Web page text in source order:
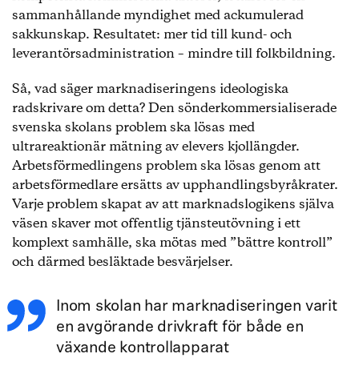
sammanhållande myndighet med ackumulerad
sakkunskap. Resultatet: mer tid till kund- och
leverantörsadministration – mindre till folkbildning.
Så, vad säger marknadiseringens ideologiska
radskrivare om detta? Den sönderkommersialiserade
svenska skolans problem ska lösas med
ultrareaktionär mätning av elevers kjollängder.
Arbetsförmedlingens problem ska lösas genom att
arbetsförmedlare ersätts av upphandlingsbyråkrater.
Varje problem skapat av att marknadslogikens själva
väsen skaver mot offentlig tjänsteutövning i ett
komplext samhälle, ska mötas med ”bättre kontroll”
och därmed besläktade besvärjelser.
Inom skolan har marknadiseringen varit
en avgörande drivkraft för både en
växande kontrollapparat